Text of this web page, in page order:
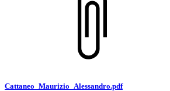
Cattaneo_Maurizio_Alessandro.pdf